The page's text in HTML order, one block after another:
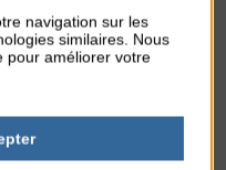
navigation sur les
similaires. Nous
pour améliorer votre